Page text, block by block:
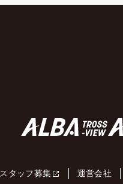
スタッフ募集 運営会社